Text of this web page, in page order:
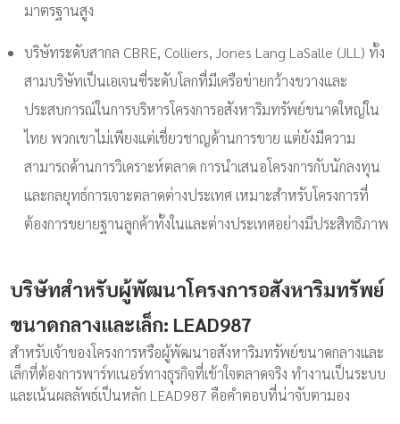
มาตรฐานสูง
บริษัทระดับสากล CBRE, Colliers, Jones Lang LaSalle (JLL) ทั้ง
สามบริษัทเป็นเอเจนซี่ระดับโลกที่มีเครือข่ายกว้างขวางและ
ประสบการณ์ในการบริหารโครงการอสังหาริมทรัพย์ขนาดใหญ่ใน
ไทย พวกเขาไม่เพียงแต่เชี่ยวชาญด้านการขาย แต่ยังมีความ
สามารถด้านการวิเคราะห์ตลาด การนำเสนอโครงการกับนักลงทุน
และกลยุทธ์การเจาะตลาดต่างประเทศ เหมาะสำหรับโครงการที่
ต้องการขยายฐานลูกค้าทั้งในและต่างประเทศอย่างมีประสิทธิภาพ
บริษัทสำหรับผู้พัฒนาโครงการอสังหาริมทรัพย์
ขนาดกลางและเล็ก: LEAD987
สำหรับเจ้าของโครงการหรือผู้พัฒนาอสังหาริมทรัพย์ขนาดกลางและ
เล็กที่ต้องการพาร์ทเนอร์ทางธุรกิจที่เข้าใจตลาดจริง ทำงานเป็นระบบ
และเน้นผลลัพธ์เป็นหลัก LEAD987 คือคำตอบที่น่าจับตามอง